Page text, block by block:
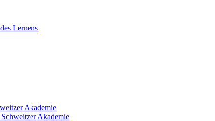
Lernens
Akademie
Akademie